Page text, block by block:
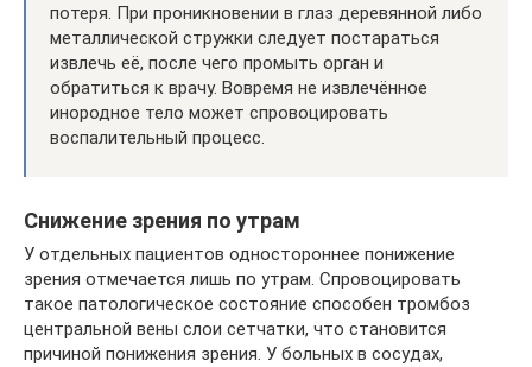
потеря. При проникновении в глаз деревянной либо
металлической стружки следует постараться
извлечь её, после чего промыть орган и
обратиться к врачу. Вовремя не извлечённое
инородное тело может спровоцировать
воспалительный процесс.
Снижение зрения по утрам
У отдельных пациентов одностороннее понижение
зрения отмечается лишь по утрам. Спровоцировать
такое патологическое состояние способен тромбоз
центральной вены слои сетчатки, что становится
причиной понижения зрения. У больных в сосудах,